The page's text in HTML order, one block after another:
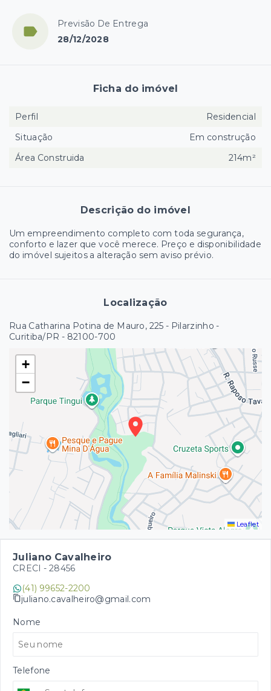
Previsão De Entrega
28/12/2028
Descrição do imóvel
Um empreendimento completo com toda segurança,
conforto e lazer que você merece. Preço e disponibilidade
do imóvel sujeitos a alteração sem aviso prévio.
Localização
Rua Catharina Potina de Mauro, 225 - Pilarzinho -
Curitiba/PR - 82100-700
+
−
Leaflet
Ficha do imóvel
Perfil
Residencial
Situação
Em construção
Área Construida
214m²
Juliano Cavalheiro
CRECI - 28456
(41) 99652-2200
juliano.cavalheiro@gmail.com
Nome
Telefone